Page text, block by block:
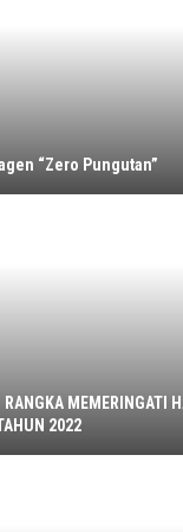
“Zero Pungutan”
MEMERINGATI
2022